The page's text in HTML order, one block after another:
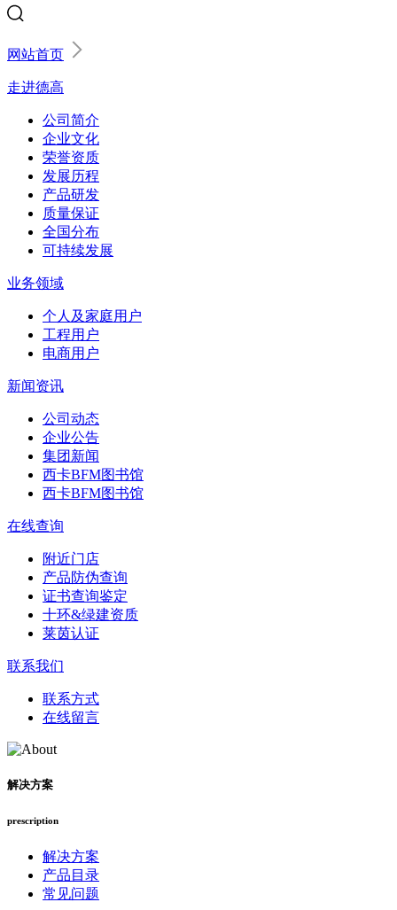
网站首页
走进德高
公司简介
企业文化
荣誉资质
发展历程
产品研发
质量保证
全国分布
可持续发展
业务领域
个人及家庭用户
工程用户
电商用户
新闻资讯
公司动态
企业公告
集团新闻
西卡BFM图书馆
西卡BFM图书馆
在线查询
附近门店
产品防伪查询
证书查询鉴定
十环&绿建资质
莱茵认证
联系我们
联系方式
在线留言
解决方案
prescription
解决方案
产品目录
常见问题